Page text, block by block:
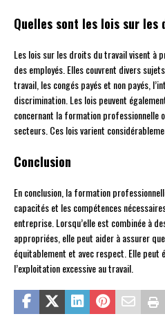
Quelles sont les lois sur
Les lois sur les droits du travail visent à
des employés. Elles couvrent divers
travail, les congés payés et non payés,
discrimination. Les lois peuvent
concernant la formation professionnelle
secteurs. Ces lois varient
Conclusion
En conclusion, la formation
capacités et les compétences
entreprise. Lorsqu’elle est combinée à
appropriées, elle peut aider à assurer
équitablement et avec respect. Elle
l’exploitation excessive au travail.